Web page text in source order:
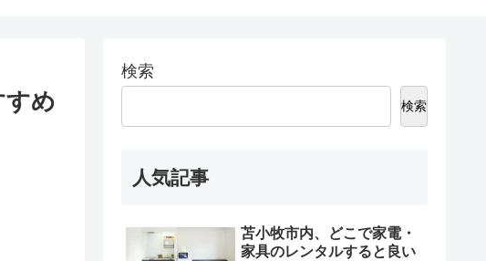
すめ
検索
検索
人気記事
苫小牧市内、どこで家電・
家具のレンタルすると良い